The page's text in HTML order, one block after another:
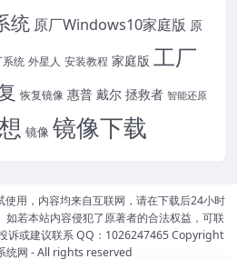
统 原厂Windows10家庭版 原
系统 外星人 安装教程 家庭版 工厂
恢复镜像 惠普 戴尔 拯救者 智能还原
镜像 镜像下载
用，内容均来自互联网，请在下载后24小时
如若本站内容侵犯了原著者的合法权益，可联
诉或建议联系 QQ：1026247465 Copyright
统网 - All rights reserved